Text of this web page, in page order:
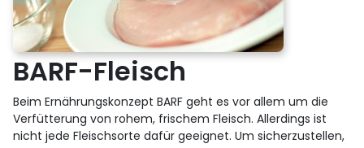
BARF-Fleisch
Beim Ernährungskonzept BARF geht es vor allem um die
Verfütterung von rohem, frischem Fleisch. Allerdings ist
nicht jede Fleischsorte dafür geeignet. Um sicherzustellen,